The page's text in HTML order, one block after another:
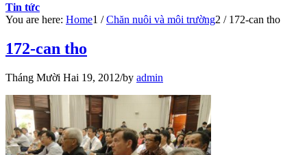
Tin tức
You are here: Home1 / Chăn nuôi và môi trường2 / 172-can tho
172-can tho
Tháng Mười Hai 19, 2012/by admin